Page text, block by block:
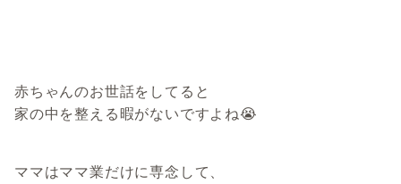
赤ちゃんのお世話をしてると
家の中を整える暇がないですよね😭
ママはママ業だけに専念して、